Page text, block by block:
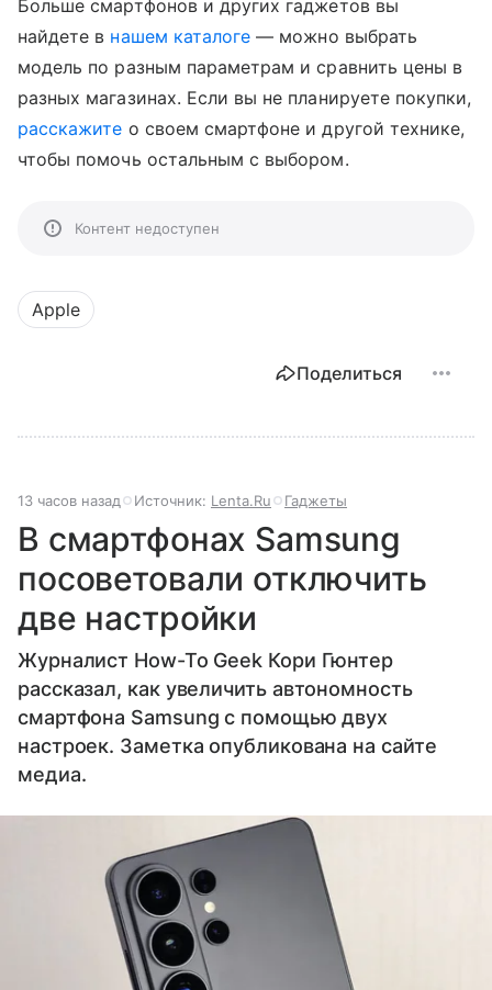
Больше смартфонов и других гаджетов вы
найдете в нашем каталоге — можно выбрать
модель по разным параметрам и сравнить цены в
разных магазинах. Если вы не планируете покупки,
расскажите о своем смартфоне и другой технике,
чтобы помочь остальным с выбором.
Контент недоступен
Apple
Поделиться
13 часов назад Источник: Lenta.Ru Гаджеты
В смартфонах Samsung
посоветовали отключить
две настройки
Журналист How-To Geek Кори Гюнтер
рассказал, как увеличить автономность
смартфона Samsung с помощью двух
настроек. Заметка опубликована на сайте
медиа.